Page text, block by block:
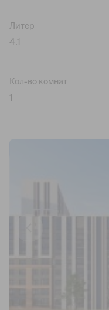
Литер
4.1
Кол-во комнат